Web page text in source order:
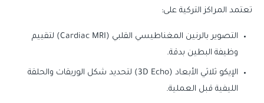
تعتمد المراكز التركية على:
التصوير بالرنين المغناطيسي القلبي (Cardiac MRI) لتقييم
وظيفة البطين بدقة.
الإيكو ثلاثي الأبعاد (3D Echo) لتحديد شكل الوريقات والحلقة
الليفية قبل العملية.